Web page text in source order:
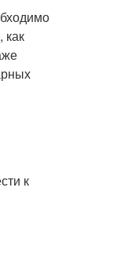
как
к